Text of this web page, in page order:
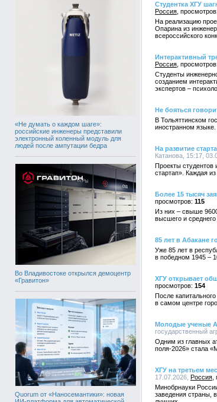
«Не думать о каждом шаге»:
российские инженеры представили
электронный коленный модуль для
людей после ампутации бедра
Во Владивостоке открылся демоцентр
«Гравитон»
Quorum от «Наносемантики»: новая
Студентка ХГУ
Россия
На реализацию
Опарина из
всероссийского
Интерактивный
Россия
Студенты
созданием
экспертов –
Не бояться
В Тольяттинском
иностранном языке.
На развитие
Катанова, 15:17,
Проекты студентов
стартап». Каждая
Более 15 тысяч
115
Из них – свыше
высшего и
85 лет в Абакане
Уже 85 лет в
в победном 1945 –
ХГУ открывает
154
После
в самом центре
Молодые ученые
государственный
Одним из главных
поля-2026» стала
ХГУ на третьем
17.07.2026, Россия
Минобрнауки
заведения страны,